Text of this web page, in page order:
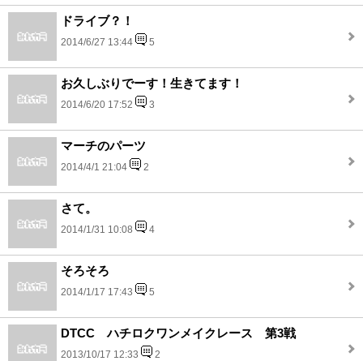
ドライブ？！
2014/6/27 13:44 5
お久しぶりでーす！生きてます！
2014/6/20 17:52 3
マーチのパーツ
2014/4/1 21:04 2
さて。
2014/1/31 10:08 4
そろそろ
2014/1/17 17:43 5
DTCC ハチロクワンメイクレース 第3戦
2013/10/17 12:33 2